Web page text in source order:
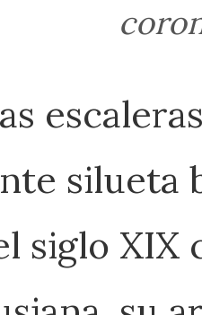
silueta
siglo